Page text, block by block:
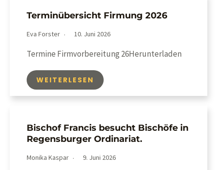
Terminübersicht Firmung 2026
Eva Forster 10. Juni 2026
Termine Firmvorbereitung 26Herunterladen
WEITERLESEN
Bischof Francis besucht Bischöfe in
Regensburger Ordinariat.
Monika Kaspar 9. Juni 2026